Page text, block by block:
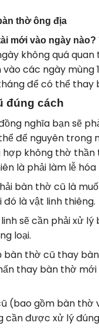
thờ ông địa
mới vào ngày nào?
không quá quan
các ngày mùng
để có thể thay
đúng cách
nghĩa bạn sẽ
để nguyên trong
không thờ thần
là phải làm lễ
bàn thờ cũ là
là vật linh thiêng.
sẽ cần phải xử
loại.
bàn thờ cũ thay
thay bàn thờ
(bao gồm bàn thờ
được xử lý